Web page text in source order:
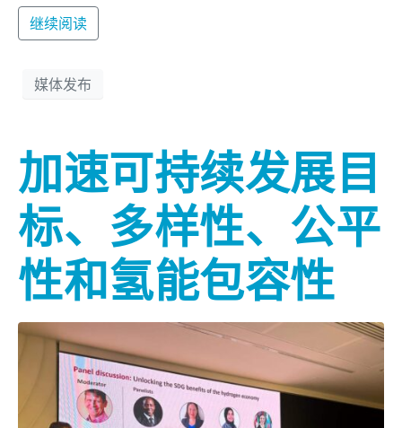
继续阅读
媒体发布
加速可持续发展目
标、多样性、公平
性和氢能包容性